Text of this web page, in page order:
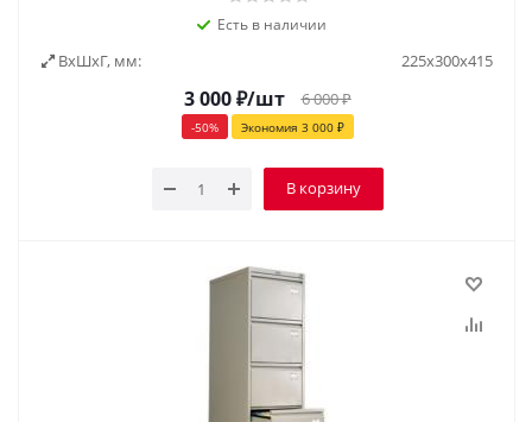
Есть в наличии
ВxШxГ, мм: 225х300х415
3 000₽/шт 6 000₽
-50% Экономия 3 000₽
В корзину